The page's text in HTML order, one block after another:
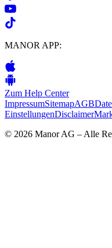
MANOR APP:
Zum Help Center
ImpressumSitemapAGB
EinstellungenDisclaimer
© 2026 Manor AG – Alle